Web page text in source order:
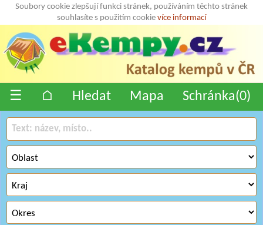
Soubory cookie zlepšují funkci stránek, používáním těchto stránek
souhlasíte s použitím cookie více informací
☰ ⌂ Hledat Mapa Schránka(0)